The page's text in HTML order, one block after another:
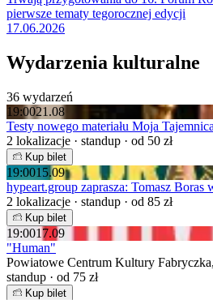
pierwsze tematy tegorocznej edycji
17.06.2026
Wydarzenia kulturalne
36 wydarzeń
19:0021.08
Testy nowego materiału Moja Tajemnica
2 lokalizacje · standup · od 50 zł
Kup bilet
19:0015.09
hypeart.group zaprasza: Tomasz
2 lokalizacje · standup · od 85 zł
Kup bilet
19:0017.09
"Human"
Powiatowe Centrum Kultury
standup · od 75 zł
Kup bilet